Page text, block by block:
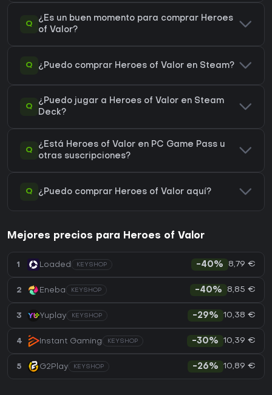
Q
¿Es un buen momento para comprar Heroes
of Valor?
Q ¿Puedo comprar Heroes of Valor en Steam?
Q
¿Puedo jugar a Heroes of Valor en Steam
Deck?
Q
¿Está Heroes of Valor en PC Game Pass u
otras suscripciones?
Q ¿Puedo comprar Heroes of Valor aquí?
Mejores precios para Heroes of Valor
1 Loaded KEYSHOP -40% 8,79 €
2 Eneba KEYSHOP -40% 8,85 €
3 Yuplay KEYSHOP -29% 10,38 €
4 Instant Gaming KEYSHOP -30% 10,39 €
5 G2Play KEYSHOP -26% 10,89 €